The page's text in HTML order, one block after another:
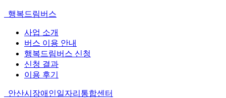
행복드림버스
사업 소개
버스 이용 안내
행복드림버스 신청
신청 결과
이용 후기
안산시장애인일자리통합센터